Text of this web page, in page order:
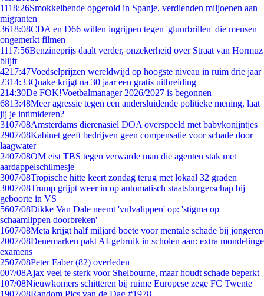
1118:26Smokkelbende opgerold in Spanje, verdienden miljoenen aan
migranten
3618:08CDA en D66 willen ingrijpen tegen 'gluurbrillen' die mensen
ongemerkt filmen
1117:56Benzineprijs daalt verder, onzekerheid over Straat van Hormuz
blijft
4217:47Voedselprijzen wereldwijd op hoogste niveau in ruim drie jaar
2314:33Quake krijgt na 30 jaar een gratis uitbreiding
214:30De FOK!Voetbalmanager 2026/2027 is begonnen
6813:48Meer agressie tegen een andersluidende politieke mening, laat
jij je intimideren?
3107/08Amsterdams dierenasiel DOA overspoeld met babykonijntjes
2907/08Kabinet geeft bedrijven geen compensatie voor schade door
laagwater
2407/08OM eist TBS tegen verwarde man die agenten stak met
aardappelschilmesje
3007/08Tropische hitte keert zondag terug met lokaal 32 graden
3007/08Trump grijpt weer in op automatisch staatsburgerschap bij
geboorte in VS
5607/08Dikke Van Dale neemt 'vulvalippen' op: 'stigma op
schaamlippen doorbreken'
1607/08Meta krijgt half miljard boete voor mentale schade bij jongeren
2007/08Denemarken pakt AI-gebruik in scholen aan: extra mondelinge
examens
2507/08Peter Faber (82) overleden
007/08Ajax veel te sterk voor Shelbourne, maar houdt schade beperkt
107/08Nieuwkomers schitteren bij ruime Europese zege FC Twente
1907/08Random Pics van de Dag #1978